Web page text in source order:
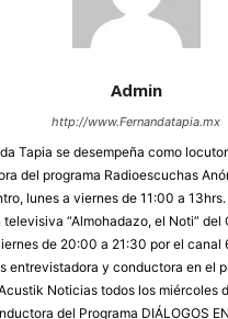
Admin
http://www.Fernandatapia.mx
Tapia se desempeña como
del programa Radioescuchas
lunes a viernes de 11:00 a
televisiva “Almohadazo, el Noti” del
de 20:00 a 21:30 por el canal
entrevistadora y conductora en el
Noticias todos los miércoles
del Programa DIÁLOGOS